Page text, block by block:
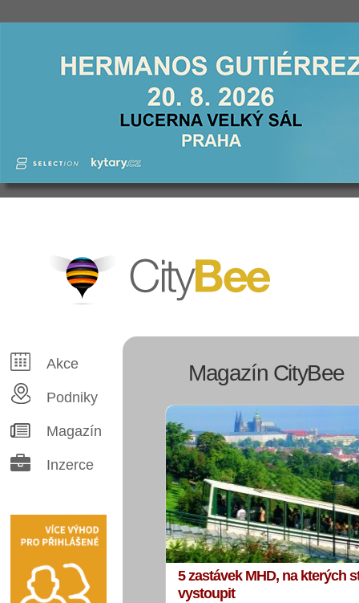
CityBee
Akce
Podniky
Magazín
Inzerce
Magazín CityBee
5 zastávek MHD, na kterých
vystoupit